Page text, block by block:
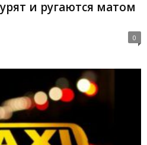
и ругаются матом
0